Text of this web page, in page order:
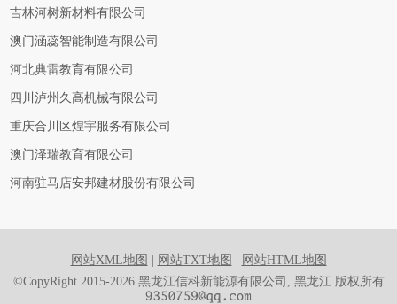
吉林河树新材料有限公司
澳门涵蕊智能制造有限公司
河北典雷教育有限公司
四川泸州久高机械有限公司
重庆合川区煌宇服务有限公司
澳门泽瑞教育有限公司
河南驻马店安邦建材股份有限公司
网站XML地图 网站TXT地图
网站HTML地图
©CopyRight 2015-2026 黑龙江信科新能源有限公司, 黑龙江 版权所有